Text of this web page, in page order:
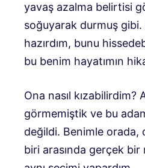
yavaş azalma belirtisi
soğuyarak durmuş
hazırdım, bunu
bu benim hayatımın
Ona nasıl kızabilirdim?
görmemiştik ve bu
değildi. Benimle orada,
biri arasında gerçek